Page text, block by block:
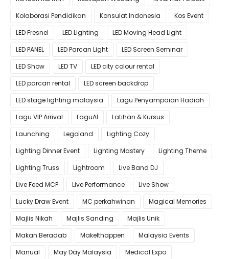
Kolaborasi Pendidikan
Konsulat Indonesia
Kos Event
LED Fresnel
LED Lighting
LED Moving Head Light
LED PANEL
LED Parcan Light
LED Screen Seminar
LED Show
LED TV
LED city colour rental
LED parcan rental
LED screen backdrop
LED stage lighting malaysia
Lagu Penyampaian Hadiah
Lagu VIP Arrival
LaguAI
Latihan & Kursus
Launching
Legoland
Lighting Cozy
Lighting Dinner Event
Lighting Mastery
Lighting Theme
Lighting Truss
Lightroom
Live Band DJ
Live Feed MCP
Live Performance
Live Show
Lucky Draw Event
MC perkahwinan
Magical Memories
Majlis Nikah
Majlis Sanding
Majlis Unik
Makan Beradab
MakeIthappen
Malaysia Events
Manual
May Day Malaysia
Medical Expo